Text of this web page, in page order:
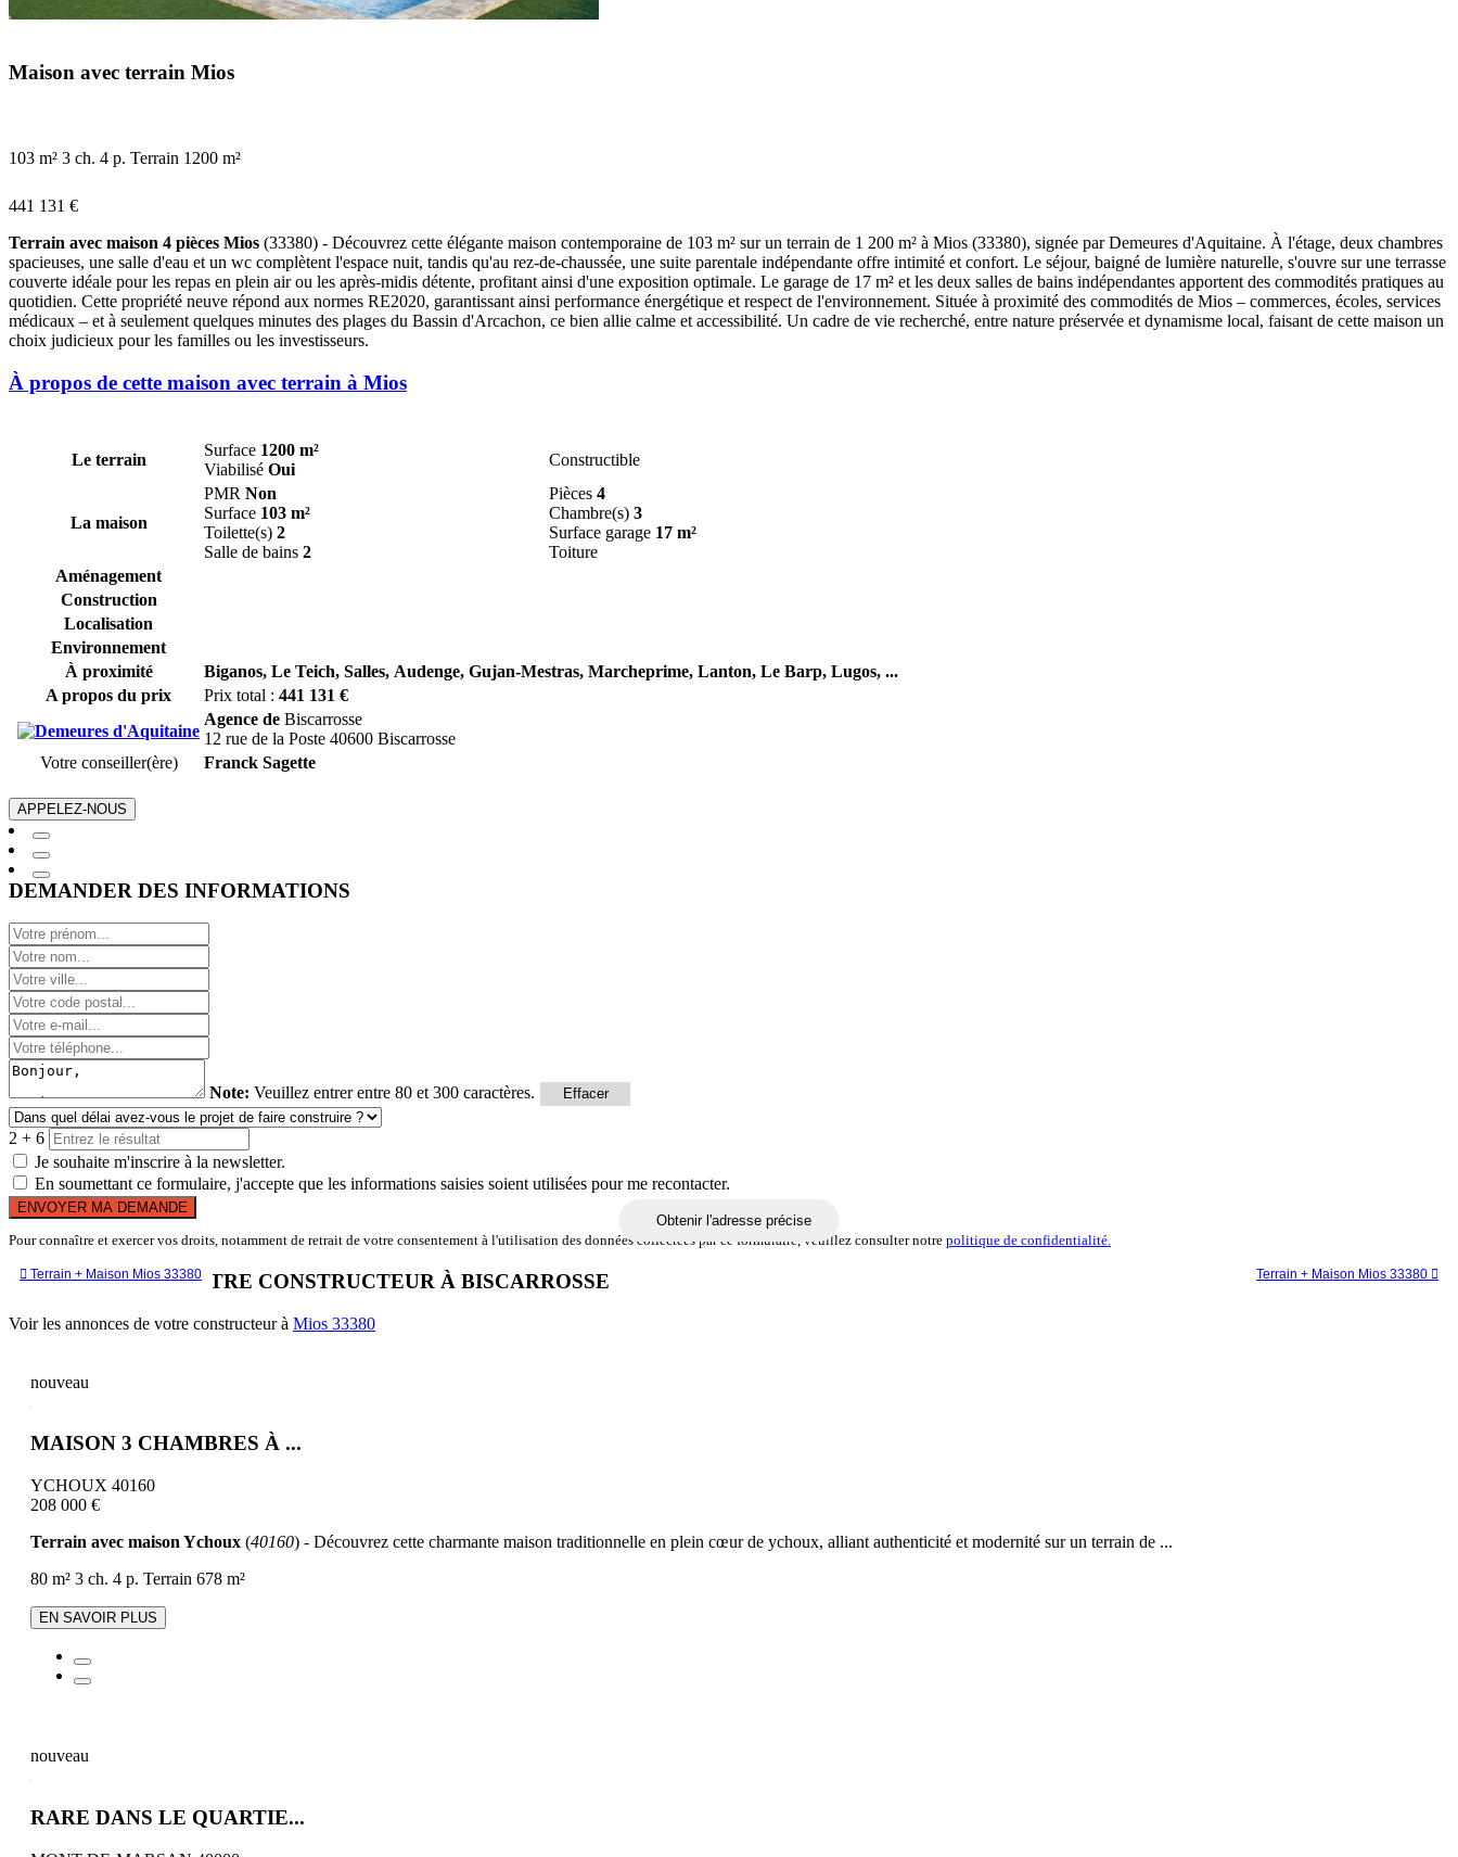
Maison avec terrain Mios
103 m² 3 ch. 4 p. Terrain 1200 m²
441 131 €
Terrain avec maison 4 pièces Mios (33380) - Découvrez cette élégante maison contemporaine de 103 m² sur un terrain de 1 200 m² à Mios (33380), signée par Demeures d'Aquitaine. À l'étage, deux chambres
spacieuses, une salle d'eau et un wc complètent l'espace nuit, tandis qu'au rez-de-chaussée, une suite parentale indépendante offre intimité et confort. Le séjour, baigné de lumière naturelle, s'ouvre sur une terrasse
couverte idéale pour les repas en plein air ou les après-midis détente, profitant ainsi d'une exposition optimale. Le garage de 17 m² et les deux salles de bains indépendantes apportent des commodités pratiques au
quotidien. Cette propriété neuve répond aux normes RE2020, garantissant ainsi performance énergétique et respect de l'environnement. Située à proximité des commodités de Mios – commerces, écoles, services
médicaux – et à seulement quelques minutes des plages du Bassin d'Arcachon, ce bien allie calme et accessibilité. Un cadre de vie recherché, entre nature préservée et dynamisme local, faisant de cette maison un
choix judicieux pour les familles ou les investisseurs.
À propos de cette maison avec terrain à Mios
Le terrain
Surface 1200 m²
Viabilisé Oui
Constructible
La maison
PMR Non
Surface 103 m²
Toilette(s) 2
Salle de bains 2
Pièces 4
Chambre(s) 3
Surface garage 17 m²
Toiture
Aménagement
Construction
Localisation
Environnement
À proximité
Biganos, Le Teich, Salles, Audenge, Gujan-Mestras, Marcheprime, Lanton, Le Barp, Lugos, ...
A propos du prix
Prix total : 441 131 €
Agence de Biscarrosse
12 rue de la Poste 40600 Biscarrosse
Votre conseiller(ère)
Franck Sagette
APPELEZ-NOUS
DEMANDER DES INFORMATIONS
Note: Veuillez entrer entre 80 et 300 caractères. Effacer
2 + 6
Je souhaite m'inscrire à la newsletter.
En soumettant ce formulaire, j'accepte que les informations saisies soient utilisées pour me recontacter.
ENVOYER MA DEMANDE
Pour connaître et exercer vos droits, notamment de retrait de votre consentement à l'utilisation des données collectées par ce formulaire, veuillez consulter notre politique de confidentialité.
 Terrain + Maison Mios 33380 Terrain + Maison Mios 33380 
Obtenir l'adresse précise
LES OFFRES DE VOTRE CONSTRUCTEUR À BISCARROSSE
Voir les annonces de votre constructeur à Mios 33380
nouveau
MAISON 3 CHAMBRES À ...
YCHOUX 40160
208 000 €
Terrain avec maison Ychoux (40160) - Découvrez cette charmante maison traditionnelle en plein cœur de ychoux, alliant authenticité et modernité sur un terrain de ...
80 m² 3 ch. 4 p. Terrain 678 m²
EN SAVOIR PLUS
nouveau
RARE DANS LE QUARTIE...